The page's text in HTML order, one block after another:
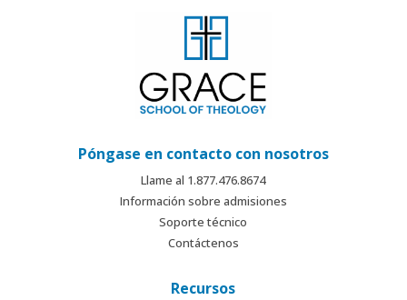
Póngase en contacto con nosotros
Llame al 1.877.476.8674
Información sobre admisiones
Soporte técnico
Contáctenos
Recursos